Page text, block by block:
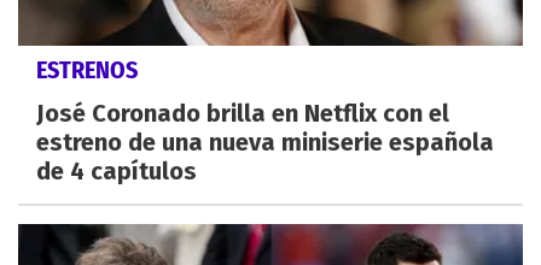
ESTRENOS
José Coronado brilla en Netflix con el
estreno de una nueva miniserie española
de 4 capítulos